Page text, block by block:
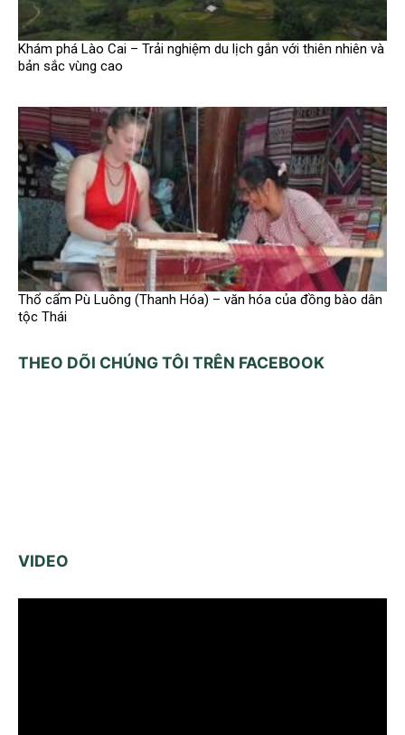
Khám phá Lào Cai – Trải nghiệm du lịch gắn với thiên nhiên và
bản sắc vùng cao
Thổ cẩm Pù Luông (Thanh Hóa) – văn hóa của đồng bào dân
tộc Thái
THEO DÕI CHÚNG TÔI TRÊN FACEBOOK
VIDEO